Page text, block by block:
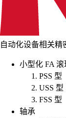
自动化设备相关精
小型化 FA
PSS 型
USS 型
FSS 型
轴承